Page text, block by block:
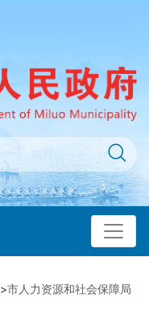
>市人力资源和社会保障局